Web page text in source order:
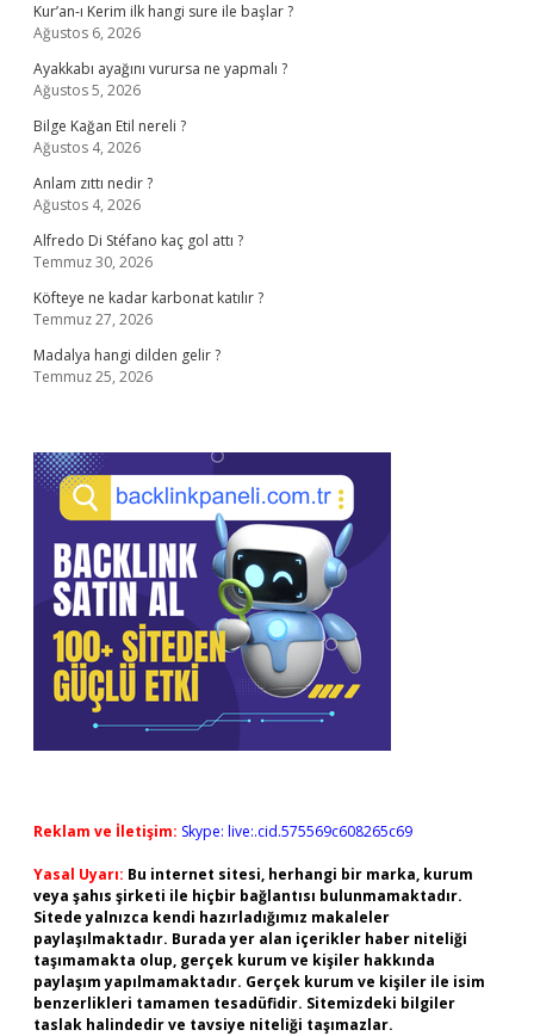
Kur’an-ı Kerim ilk hangi sure ile başlar ?
Ağustos 6, 2026
Ayakkabı ayağını vurursa ne yapmalı ?
Ağustos 5, 2026
Bilge Kağan Etil nereli ?
Ağustos 4, 2026
Anlam zıttı nedir ?
Ağustos 4, 2026
Alfredo Di Stéfano kaç gol attı ?
Temmuz 30, 2026
Köfteye ne kadar karbonat katılır ?
Temmuz 27, 2026
Madalya hangi dilden gelir ?
Temmuz 25, 2026
Reklam ve İletişim: Skype: live:.cid.575569c608265c69
Yasal Uyarı: Bu internet sitesi, herhangi bir marka, kurum
veya şahıs şirketi ile hiçbir bağlantısı bulunmamaktadır.
Sitede yalnızca kendi hazırladığımız makaleler
paylaşılmaktadır. Burada yer alan içerikler haber niteliği
taşımamakta olup, gerçek kurum ve kişiler hakkında
paylaşım yapılmamaktadır. Gerçek kurum ve kişiler ile isim
benzerlikleri tamamen tesadüfidir. Sitemizdeki bilgiler
taslak halindedir ve tavsiye niteliği taşımazlar.